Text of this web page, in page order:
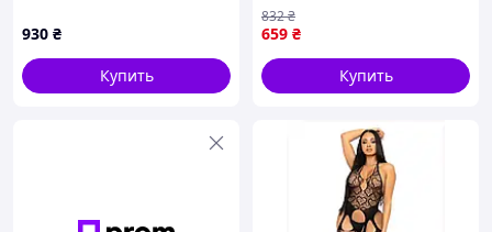
Size
930 ₴
Купить
чокером Черный Denver
Еротичний комплект з
відкритим доступом
659 ₴
832₴
Купить